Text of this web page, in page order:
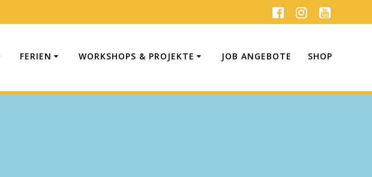
FERIEN WORKSHOPS & PROJEKTE JOB ANGEBOTE SHOP